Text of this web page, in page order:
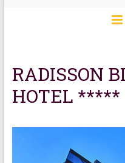
RADISSON
HOTEL *****